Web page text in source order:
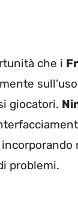
che i
giocatori.
problemi.